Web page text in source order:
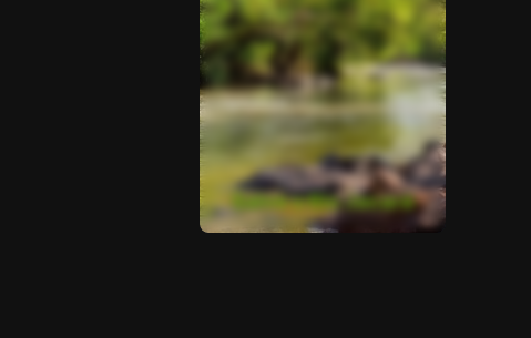
Salve o Rio Jacaré